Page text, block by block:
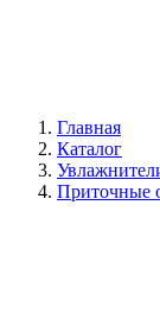
Главная
Каталог
Приточные